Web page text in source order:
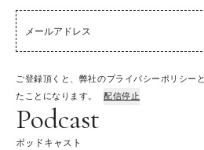
ご登録頂くと、弊社のプライバシーポリシー
たことになります。
配信停止
Podcast
ポッドキャスト